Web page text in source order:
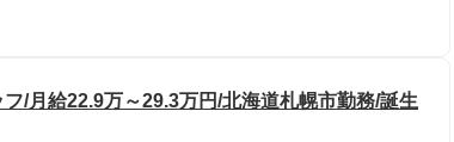
/月給22.9万～29.3万円/北海道札幌市勤務/誕生